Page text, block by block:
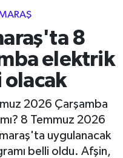
8
elektrik
olacak
2026 Çarşamba
8 Temmuz 2026
uygulanacak
belli oldu. Afşin,
Fikstür